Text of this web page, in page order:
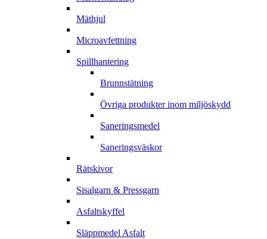
Mäthjul
Microavfettning
Spillhantering
Brunnstätning
Övriga produkter inom miljöskydd
Saneringsmedel
Saneringsväskor
Rätskivor
Sisalgarn & Pressgarn
Asfaltskyffel
Släppmedel Asfalt